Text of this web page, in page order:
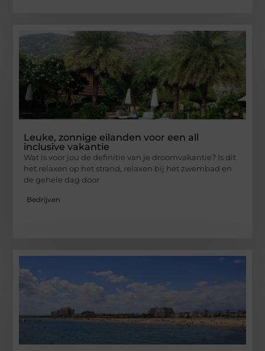
Leuke, zonnige eilanden voor een all
inclusive vakantie
Wat is voor jou de definitie van je droomvakantie? Is dit
het relaxen op het strand, relaxen bij het zwembad en
de gehele dag door
Bedrijven